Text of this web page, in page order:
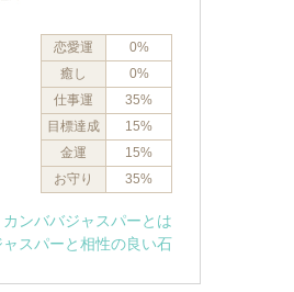
恋愛運
0%
癒し
0%
仕事運
35%
目標達成
15%
金運
15%
お守り
35%
カンババジャスパーとは
ャスパーと相性の良い石